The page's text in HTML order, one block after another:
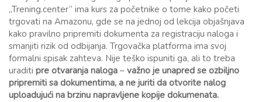
„Trening.center“ ima kurs za početnike o tome kako početi
trgovati na Amazonu, gde se na jednoj od lekcija objašnjava
kako pravilno pripremiti dokumenta za registraciju naloga i
smanjiti rizik od odbijanja. Trgovačka platforma ima svoj
formalni spisak zahteva. Nije teško ispuniti ga, ali to treba
uraditi pre otvaranja naloga – važno je unapred se ozbiljno
pripremiti sa dokumentima, a ne juriti da otvorite nalog
uploadujući na brzinu napravljene kopije dokumenata.